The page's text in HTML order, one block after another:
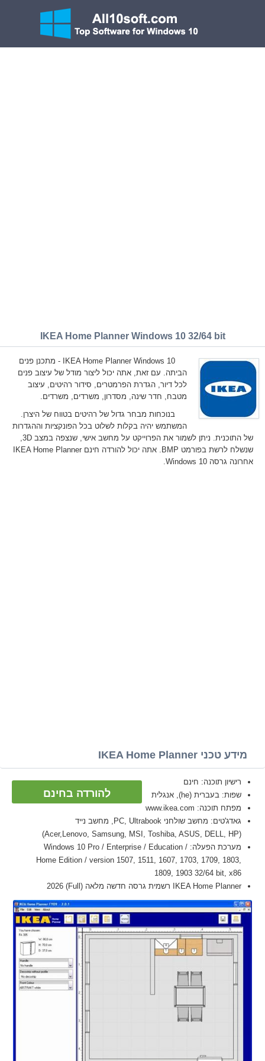
IKEA Home Planner Windows 10 32/64 bit
IKEA Home Planner Windows 10 - מתכנן פנים
הביתה. עם זאת, אתה יכול ליצור מודל של עיצוב פנים
לכל דיור, הגדרת הפרמטרים, סידור רהיטים, עיצוב
מטבח, חדר שינה, מסדרון, משרדים, משרדים.
בנוכחות מבחר גדול של רהיטים בטווח של היצרן.
המשתמש יהיה בקלות לשלוט בכל הפונקציות וההגדרות
של התוכנית. ניתן לשמור את הפרוייקט על מחשב אישי, שנצפה במצב 3D,
שנשלח לרשת בפורמט BMP. אתה יכול להורדה חינם IKEA Home Planner
אחרונה גרסה Windows 10.
מידע טכני IKEA Home Planner
להורדה בחינם
רישיון תוכנה: חינם
שפות: בעברית (he), אנגלית
מפתח תוכנה: www.ikea.com
גאדג'טים: מחשב שולחני PC, Ultrabook, מחשב נייד
מערכת הפעלה: Windows 10 Pro / Enterprise / Education /
Home Edition / version 1507, 1511, 1607, 1703, 1709, 1803,
1809, 1903 32/64 bit, x86
IKEA Home Planner רשמית גרסה חדשה מלאה (Full) 2026